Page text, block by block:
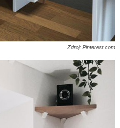
Zdroj: Pinterest.com